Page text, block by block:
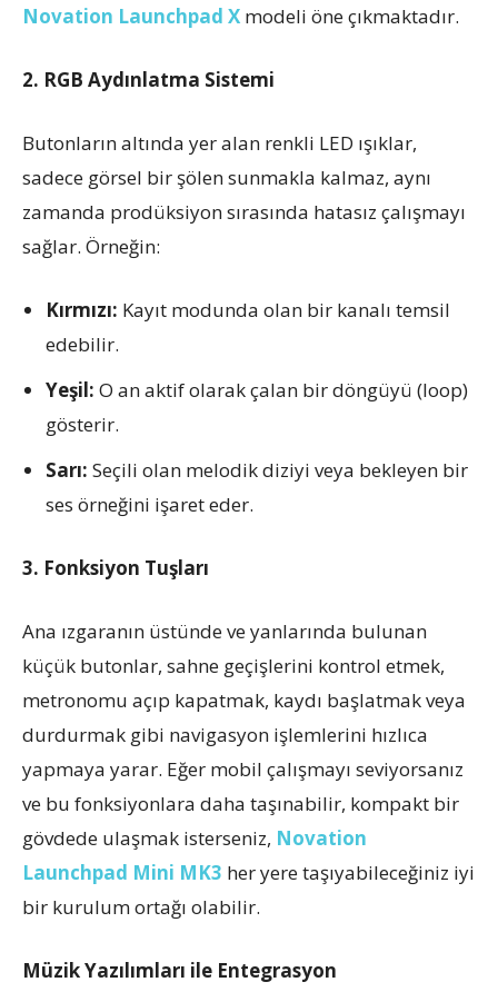
Novation Launchpad X modeli öne çıkmaktadır.
2. RGB Aydınlatma Sistemi
Butonların altında yer alan renkli LED ışıklar,
sadece görsel bir şölen sunmakla kalmaz, aynı
zamanda prodüksiyon sırasında hatasız çalışmayı
sağlar. Örneğin:
Kırmızı: Kayıt modunda olan bir kanalı temsil
edebilir.
Yeşil: O an aktif olarak çalan bir döngüyü (loop)
gösterir.
Sarı: Seçili olan melodik diziyi veya bekleyen bir
ses örneğini işaret eder.
3. Fonksiyon Tuşları
Ana ızgaranın üstünde ve yanlarında bulunan
küçük butonlar, sahne geçişlerini kontrol etmek,
metronomu açıp kapatmak, kaydı başlatmak veya
durdurmak gibi navigasyon işlemlerini hızlıca
yapmaya yarar. Eğer mobil çalışmayı seviyorsanız
ve bu fonksiyonlara daha taşınabilir, kompakt bir
gövdede ulaşmak isterseniz, Novation
Launchpad Mini MK3 her yere taşıyabileceğiniz iyi
bir kurulum ortağı olabilir.
Müzik Yazılımları ile Entegrasyon